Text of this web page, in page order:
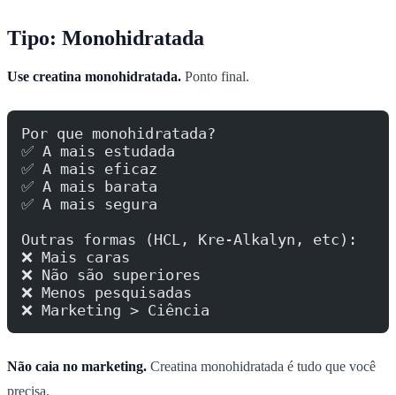
Tipo: Monohidratada
Use creatina monohidratada. Ponto final.
Por que monohidratada?
✅ A mais estudada
✅ A mais eficaz
✅ A mais barata
✅ A mais segura
Outras formas (HCL, Kre-Alkalyn, etc):
❌ Mais caras
❌ Não são superiores
❌ Menos pesquisadas
❌ Marketing > Ciência
Não caia no marketing. Creatina monohidratada é tudo que você
precisa.